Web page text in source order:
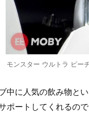
モンスター ウルトラ ピー
中に人気の飲み物と
ポートしてくれるの